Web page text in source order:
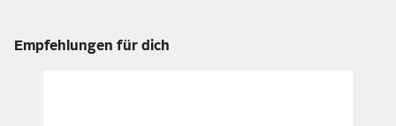
Empfehlungen für dich